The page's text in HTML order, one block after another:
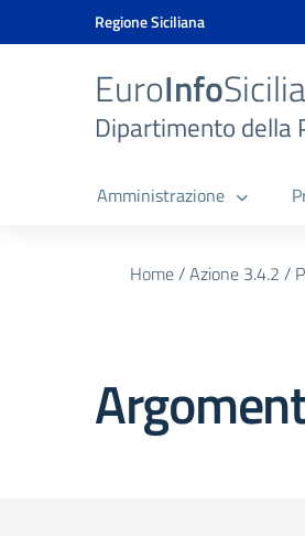
Vai ai contenuti
Vai al menu di navigazione
Vai al banner delle Cookie Policy
Regione Siciliana
EuroInfoSicilia
Dipartimento della
Amministrazione
Home/Azione 3.4.2 /